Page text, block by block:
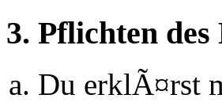
3. Pflichten des
Du erklÃ¤rst